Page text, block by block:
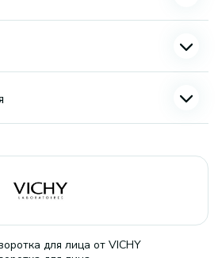
для лица от VICHY